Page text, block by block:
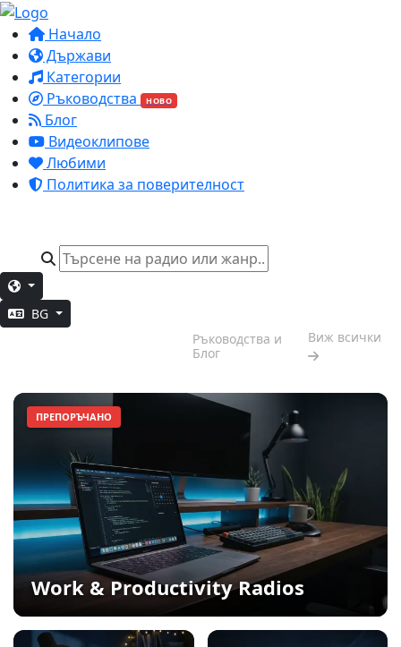
Начало
Държави
Категории
Ръководства
НОВО
Блог
Видеоклипове
Любими
Политика за поверителност
BG
Ръководства и
Блог
Виж всички
ПРЕПОРЪЧАНО
Work & Productivity Radios